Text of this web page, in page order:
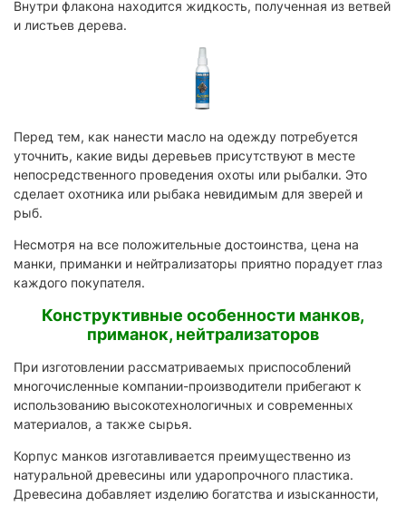
Внутри флакона находится жидкость, полученная из ветвей
и листьев дерева.
Перед тем, как нанести масло на одежду потребуется
уточнить, какие виды деревьев присутствуют в месте
непосредственного проведения охоты или рыбалки. Это
сделает охотника или рыбака невидимым для зверей и
рыб.
Несмотря на все положительные достоинства, цена на
манки, приманки и нейтрализаторы приятно порадует глаз
каждого покупателя.
Конструктивные особенности манков,
приманок, нейтрализаторов
При изготовлении рассматриваемых приспособлений
многочисленные компании-производители прибегают к
использованию высокотехнологичных и современных
материалов, а также сырья.
Корпус манков изготавливается преимущественно из
натуральной древесины или ударопрочного пластика.
Древесина добавляет изделию богатства и изысканности,